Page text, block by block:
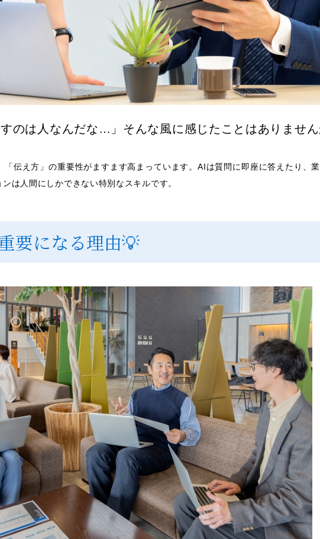
のは人なんだな…」そんな風に感じたことはありません
伝え方」の重要性がますます高まっています。AIは質問に即座に答えたり、
は人間にしかできない特別なスキルです。
要になる理由💡